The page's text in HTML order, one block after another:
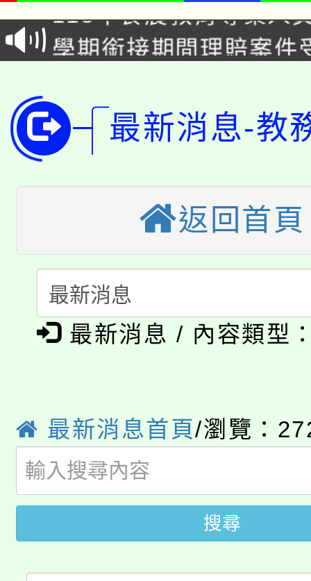
會
115年食農教育專業人
程
學期銜接期間理賠案件
版
公告本校115學年度第
代理(課)教師甄選結果(
「2026金融保險知識
車」活動
生本土語及新住民語歌
公告本校115學年度第
代理(課)教師甄選結果(
公告本校115學年度第
代理(課)教師甄選結果(
轉知中國文化大學推廣
《TA101》溝通分析基
系所師生報名參加。
淨零綠生活教案入校路
115年食農教育專業人
學籍身 分審查程序及
版
淨零綠領人才培育課程
公告本校115學年度第
代理(課)教師甄選結果(
「2026金融保險知識
桃園市115學年度學生
最新消息-教
返回首頁
最新消息 / 內容類型
最新消息首頁/瀏覽：
搜尋